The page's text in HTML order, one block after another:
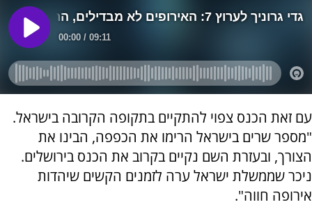
עם זאת הכנס צפוי להתקיים בתקופה הקרובה בישראל.
"מספר שרים בישראל הרימו את הכפפה, הבינו את
הצורך, ובעזרת השם נקיים בקרוב את הכנס בירושלים.
ניכר שממשלת ישראל ערה לזמנים הקשים שיהדות
אירופה חווה".